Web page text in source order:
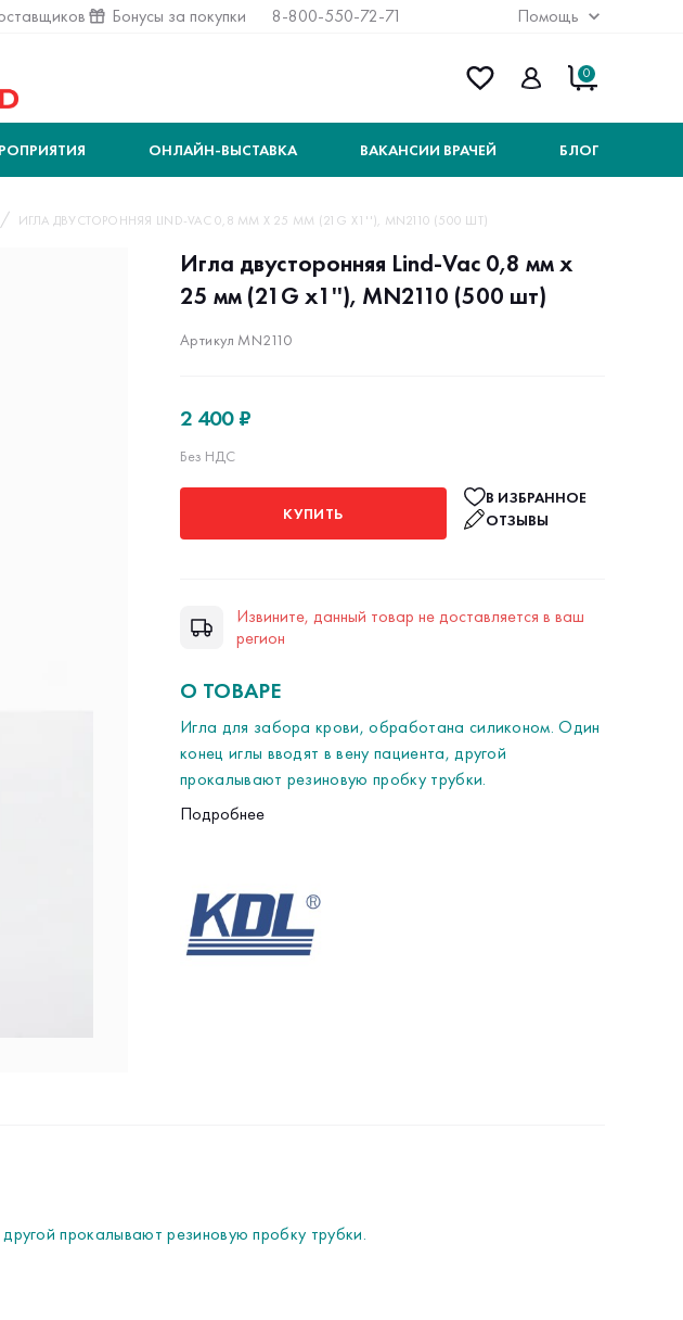
Бонусы за покупки 8-800-550-72-71 Помощь
0
ОНЛАЙН-ВЫСТАВКА ВАКАНСИИ ВРАЧЕЙ БЛОГ
ИГЛА ДВУСТОРОННЯЯ LIND-VAC 0,8 ММ Х 25 ММ (21G Х1''), MN2110 (500 ШТ)
Игла двусторонняя Lind-Vac 0,8 мм х
25 мм (21G х1''), MN2110 (500 шт)
Артикул MN2110
2 400 ₽
Без НДС
КУПИТЬ
В ИЗБРАННОЕ
ОТЗЫВЫ
Извините, данный товар не доставляется в ваш
регион
О ТОВАРЕ
Игла для забора крови, обработана силиконом. Один
конец иглы вводят в вену пациента, другой
прокалывают резиновую пробку трубки.
500 штук
Подробнее
прокалывают резиновую пробку трубки.